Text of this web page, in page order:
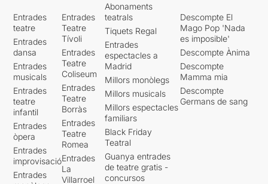
Entrades
teatre
Entrades
dansa
Entrades
musicals
Entrades
teatre
infantil
Entrades
òpera
Entrades
improvisació
Entrades
Entrades
Teatre
Tívoli
Entrades
Teatre
Coliseum
Entrades
Teatre
Borràs
Entrades
Teatre
Romea
Entrades
La
Villarroel
Abonaments
teatrals
Tiquets Regal
Entrades
espectacles a
Madrid
Millors monòlegs
Millors musicals
Millors espectacles
familiars
Black Friday
Teatral
Guanya entrades
de teatre gratis -
concursos
Descompte El
Mago Pop 'Nada
es imposible'
Descompte Ànima
Descompte
Mamma mia
Descompte
Germans de sang